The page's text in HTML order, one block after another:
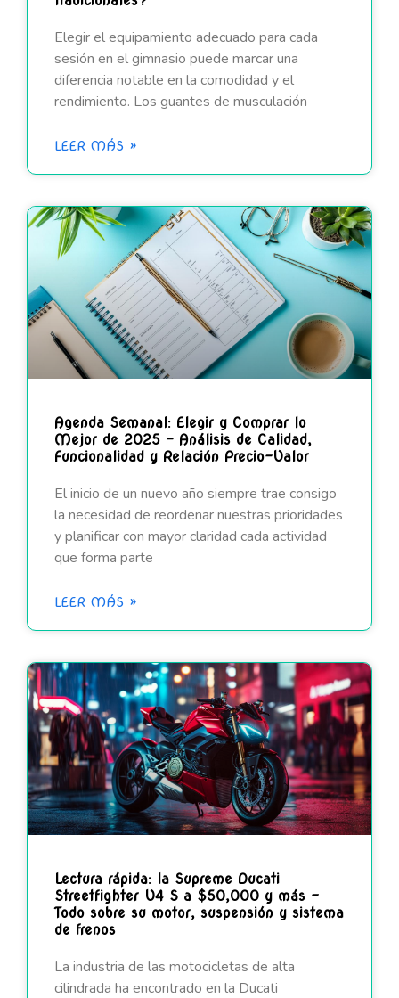
Elegir el equipamiento adecuado para cada
sesión en el gimnasio puede marcar una
diferencia notable en la comodidad y el
rendimiento. Los guantes de musculación
LEER MÁS »
Agenda Semanal: Elegir y Comprar lo
Mejor de 2025 – Análisis de Calidad,
Funcionalidad y Relación Precio-Valor
El inicio de un nuevo año siempre trae consigo
la necesidad de reordenar nuestras prioridades
y planificar con mayor claridad cada actividad
que forma parte
LEER MÁS »
Lectura rápida: la Supreme Ducati
Streetfighter V4 S a $50,000 y más –
Todo sobre su motor, suspensión y sistema
de frenos
La industria de las motocicletas de alta
cilindrada ha encontrado en la Ducati